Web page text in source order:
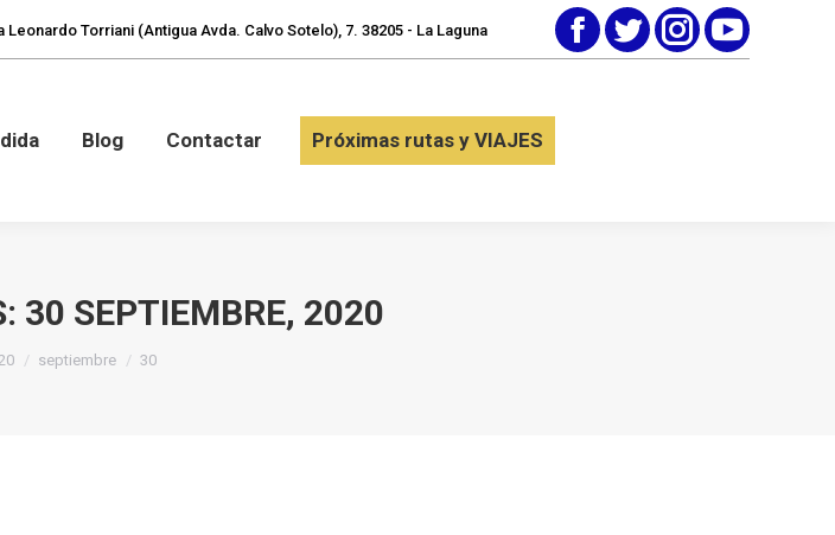
Leonardo Torriani (Antigua Avda. Calvo Sotelo), 7. 38205 - La Laguna
FacebookTwitterInstagramYouTube
Blog Contactar Próximas rutas y VIAJES
30 SEPTIEMBRE, 2020
septiembre 30